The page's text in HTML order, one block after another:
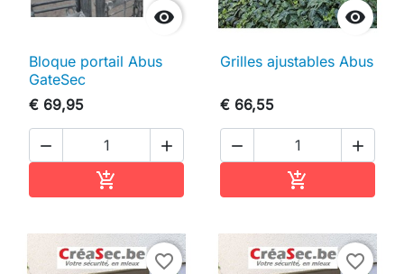

Bloque portail Abus
GateSec
€ 69,95
 


Grilles ajustables Abus
€ 66,55
 

favorite_border favorite_border